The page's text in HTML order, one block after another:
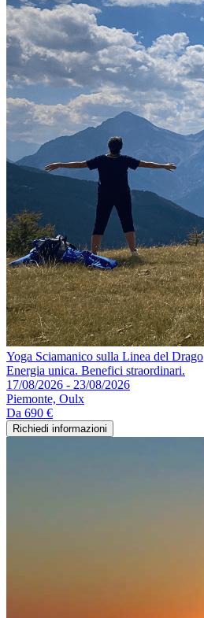
Yoga Sciamanico sulla Linea del Drago
Energia unica. Benefici straordinari.
17/08/2026 - 23/08/2026
Piemonte, Oulx
Da 690 €
Richiedi informazioni